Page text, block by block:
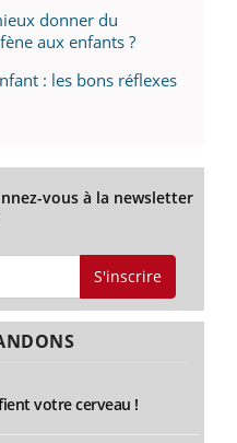
donner du
aux enfants ?
: les bons réflexes
vous à la newsletter
S'inscrire
votre cerveau !